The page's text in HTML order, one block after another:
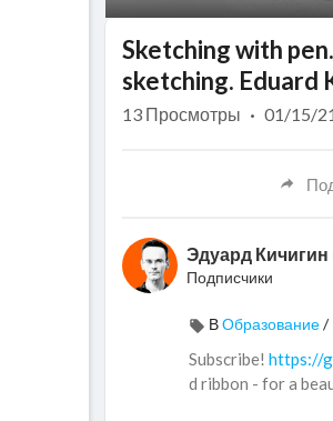
Sketching with
sketching. Eduard
13 Просмотры · 01/15/
Эдуард Кичигин
Подписчики
ВОбразование/
Subscribe! https://
d ribbon - for a